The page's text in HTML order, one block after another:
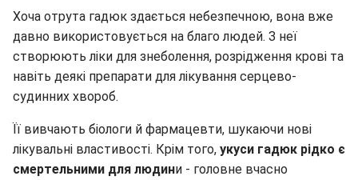
Хоча отрута гадюк здається небезпечною, вона вже
давно використовується на благо людей. З неї
створюють ліки для знеболення, розрідження крові та
навіть деякі препарати для лікування серцево-
судинних хвороб.
Її вивчають біологи й фармацевти, шукаючи нові
лікувальні властивості. Крім того, укуси гадюк рідко є
смертельними для людини - головне вчасно